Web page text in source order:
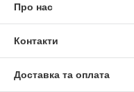
Про нас
Контакти
Доставка та оплата